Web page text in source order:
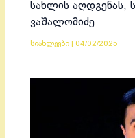
სახლის აღდგენას,
ვაშალომიძე
სიახლეები 04/02/2025